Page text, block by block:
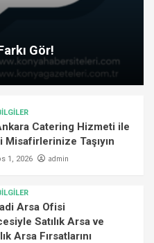
Gör!
Catering Hizmeti ile
Misafirlerinize Taşıyın
1, 2026 admin
Arsa Ofisi
Satılık Arsa ve
Arsa Fırsatlarını